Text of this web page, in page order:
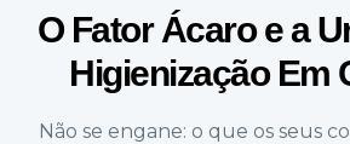
O Fator Ácaro e a
Higienização Em
Não se engane: o que os seus